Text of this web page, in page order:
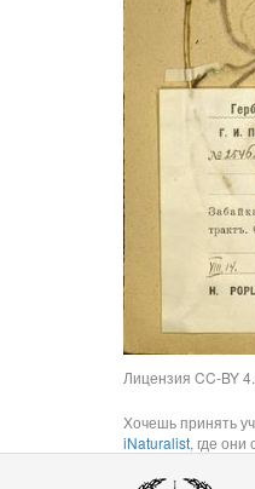
Лицензия CC-BY
Хочешь принять
iNaturalist, где они